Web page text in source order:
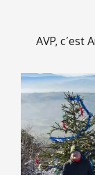
AVP, c’est